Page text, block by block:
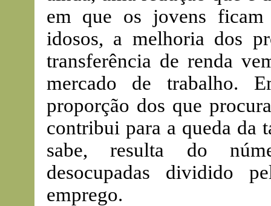
em que os jovens ficam
idosos, a melhoria dos
transferência de renda
mercado de trabalho.
proporção dos que
contribui para a queda da
sabe, resulta do
desocupadas dividido
emprego.